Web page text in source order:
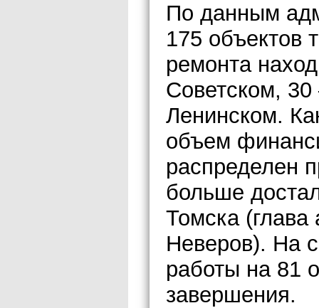
По данным
175 объектов
ремонта
Советском,
Ленинском.
объем
распределен
больше
Томска
Неверов). На
работы на 81
завершения.